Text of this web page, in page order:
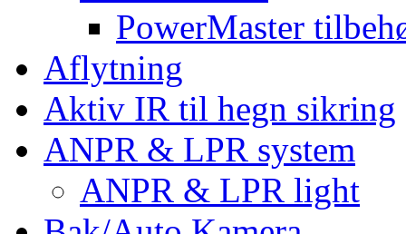
PowerMaster
Aflytning
Aktiv IR til hegn sikring
ANPR & LPR system
ANPR & LPR light